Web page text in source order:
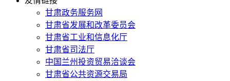
甘肃政务服务网
甘肃省发展和改革委员会
甘肃省工业和信息化厅
甘肃省司法厅
中国兰州投资贸易洽谈会
甘肃省公共资源交易局